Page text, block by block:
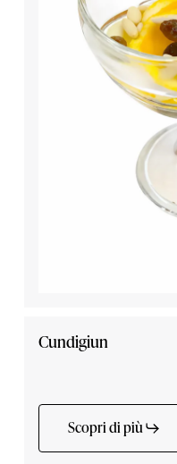
Cundigiun
Scopri di più